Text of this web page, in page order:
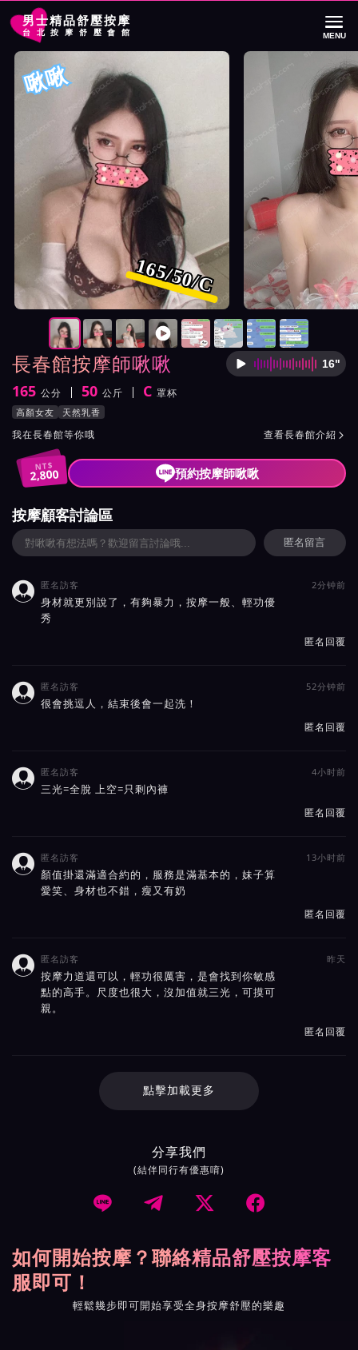
男士精品舒壓按摩
台北按摩舒壓會館 MENU
首頁
長春館按摩師啾啾 按摩師
16"
身高
165 公分
體重 50 公斤
罩杯 C 罩杯
按摩師啾啾服務風格與特色
高顏女友 天然乳香
按摩師啾啾所屬按摩會館介紹與班表
我在長春館等你哦 查看長春館介紹 
NT$
2,800 預約按摩師啾啾
長春館按摩師啾啾照片展示與影片介紹
啾啾
165/50/C
按摩師啾啾照片展示與影片介紹及客戶評價截屏展示
按摩顧客討論區
匿名留言
 匿名訪客 2分钟前
身材就更別說了，有夠暴力，按摩一般、輕功優
秀
匿名回覆
 匿名訪客 52分钟前
很會挑逗人，結束後會一起洗！
匿名回覆
 匿名訪客 4小时前
三光=全脫 上空=只剩內褲
匿名回覆
 匿名訪客 13小时前
顏值掛還滿適合約的，服務是滿基本的，妹子算
愛笑、身材也不錯，瘦又有奶
匿名回覆
 匿名訪客 昨天
按摩力道還可以，輕功很厲害，是會找到你敏感
點的高手。尺度也很大，沒加值就三光，可摸可
親。
匿名回覆
點擊加載更多
分享我們
(結伴同行有優惠唷)
   
如何開始按摩？聯絡精品舒壓按摩客
服即可！
輕鬆幾步即可開始享受全身按摩舒壓的樂趣